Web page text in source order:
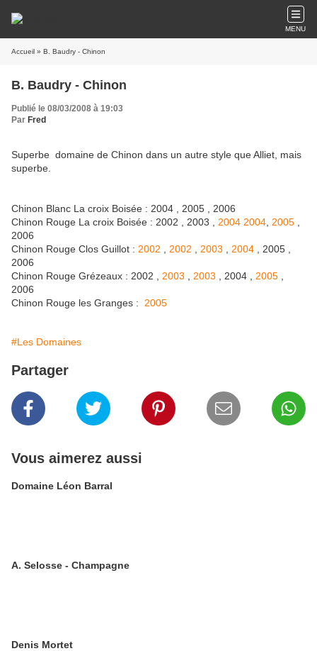
MENU
Accueil » B. Baudry - Chinon
B. Baudry - Chinon
Publié le 08/03/2008 à 19:03
Par Fred
Superbe domaine de Chinon dans un autre style que Alliet, mais
superbe.
Chinon Blanc La croix Boisée : 2004 , 2005 , 2006
Chinon Rouge La croix Boisée : 2002 , 2003 , 2004 2004 2005
2006
Chinon Rouge Clos Guillot : 2002 2002 2003 2004 , 2005 ,
2006
Chinon Rouge Grézeaux : 2002 , 2003 2003 , 2004 , 2005
2006
Chinon Rouge les Granges : 2005
#Les Domaines
Partager
Vous aimerez aussi
Domaine Léon Barral
A. Selosse - Champagne
Denis Mortet